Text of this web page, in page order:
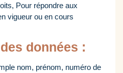
Pour répondre aux
vigueur ou en cours
données :
nom, prénom, numéro de